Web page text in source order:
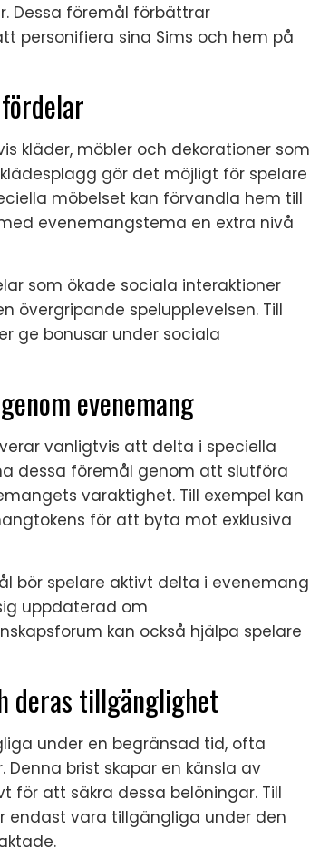
Dessa föremål förbättrar
personifiera sina Sims och hem på
kläder, möbler och dekorationer som
gör det möjligt för spelare
möbelset kan förvandla hem till
evenemangstema en extra nivå
som ökade sociala interaktioner
övergripande spelupplevelsen. Till
ge bonusar under sociala
evenemang
vanligtvis att delta i speciella
dessa föremål genom att slutföra
varaktighet. Till exempel kan
för att byta mot exklusiva
bör spelare aktivt delta i evenemang
uppdaterad om
kan också hjälpa spelare
deras tillgänglighet
under en begränsad tid, ofta
brist skapar en känsla av
för att säkra dessa belöningar. Till
endast vara tillgängliga under den